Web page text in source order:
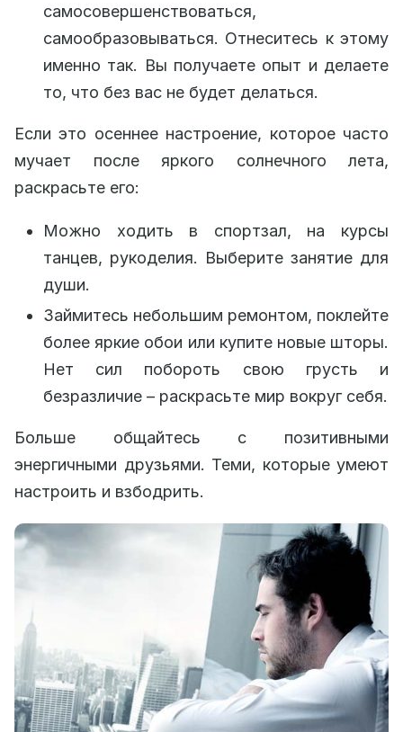
самосовершенствоваться,
самообразовываться. Отнеситесь к этому
именно так. Вы получаете опыт и делаете
то, что без вас не будет делаться.
Если это осеннее настроение, которое часто
мучает после яркого солнечного лета,
раскрасьте его:
Можно ходить в спортзал, на курсы
танцев, рукоделия. Выберите занятие для
души.
Займитесь небольшим ремонтом, поклейте
более яркие обои или купите новые шторы.
Нет сил побороть свою грусть и
безразличие – раскрасьте мир вокруг себя.
Больше общайтесь с позитивными
энергичными друзьями. Теми, которые умеют
настроить и взбодрить.